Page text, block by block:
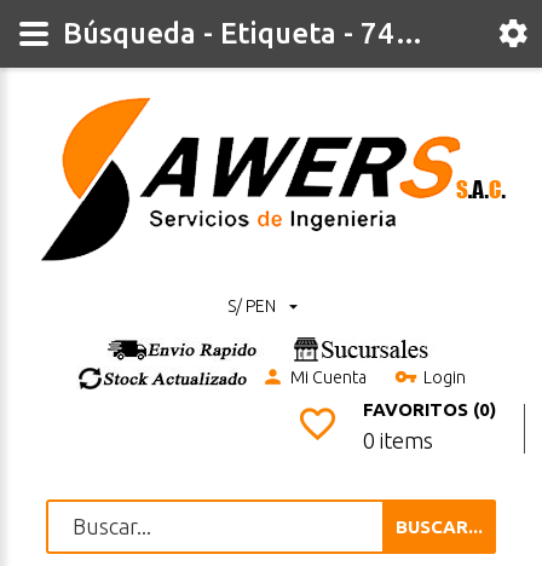
S/ PEN
Mi Cuenta Login
FAVORITOS (0)
0 items
BUSCAR...
Búsqueda - Etiqueta - 74ls03